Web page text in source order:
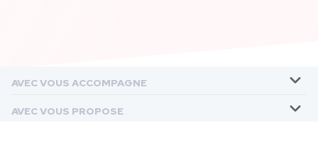
AVEC VOUS ACCOMPAGNE
AVEC VOUS PROPOSE